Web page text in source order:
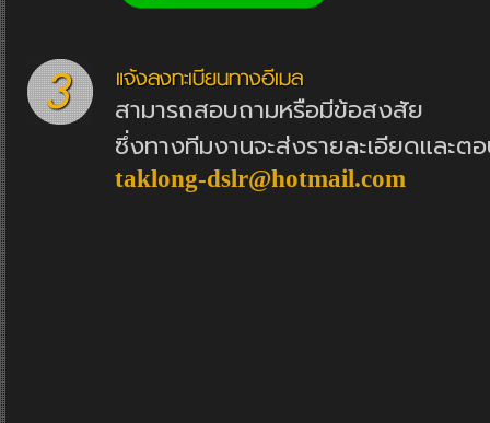
สามารถสอบถามหรือมีข้อสงสัย
ซึ่งทางทีมงานจะส่งรายละเอียดและต
taklong-dslr@hotmail.com